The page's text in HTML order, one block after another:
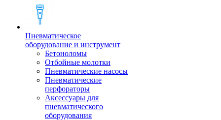
Пневматическое
оборудование и инструмент
Бетоноломы
Отбойные молотки
Пневматические насосы
Пневматические
перфораторы
Аксессуары для
пневматического
оборудования